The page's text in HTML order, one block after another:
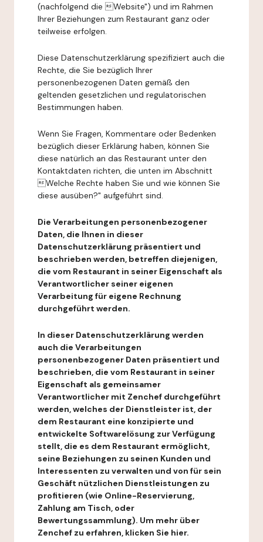
(nachfolgend die Website") und im Rahmen
Ihrer Beziehungen zum Restaurant ganz oder
teilweise erfolgen.
Diese Datenschutzerklärung spezifiziert auch die
Rechte, die Sie bezüglich Ihrer
personenbezogenen Daten gemäß den
geltenden gesetzlichen und regulatorischen
Bestimmungen haben.
Wenn Sie Fragen, Kommentare oder Bedenken
bezüglich dieser Erklärung haben, können Sie
diese natürlich an das Restaurant unter den
Kontaktdaten richten, die unten im Abschnitt
Welche Rechte haben Sie und wie können Sie
diese ausüben?" aufgeführt sind.
Die Verarbeitungen personenbezogener
Daten, die Ihnen in dieser
Datenschutzerklärung präsentiert und
beschrieben werden, betreffen diejenigen,
die vom Restaurant in seiner Eigenschaft als
Verantwortlicher seiner eigenen
Verarbeitung für eigene Rechnung
durchgeführt werden.
In dieser Datenschutzerklärung werden
auch die Verarbeitungen
personenbezogener Daten präsentiert und
beschrieben, die vom Restaurant in seiner
Eigenschaft als gemeinsamer
Verantwortlicher mit Zenchef durchgeführt
werden, welches der Dienstleister ist, der
dem Restaurant eine konzipierte und
entwickelte Softwarelösung zur Verfügung
stellt, die es dem Restaurant ermöglicht,
seine Beziehungen zu seinen Kunden und
Interessenten zu verwalten und von für sein
Geschäft nützlichen Dienstleistungen zu
profitieren (wie Online-Reservierung,
Zahlung am Tisch, oder
Bewertungssammlung). Um mehr über
Zenchef zu erfahren, klicken Sie hier.